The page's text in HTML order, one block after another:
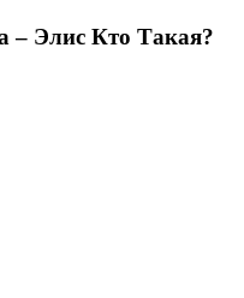
Элис Кто Такая?